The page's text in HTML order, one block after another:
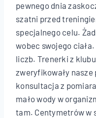
pewnego dnia
szatni przed
specjalnego celu.
wobec swojego
liczb. Trenerki z
zweryfikowały
konsultacja z
mało wody w
tam. Centymetrów w